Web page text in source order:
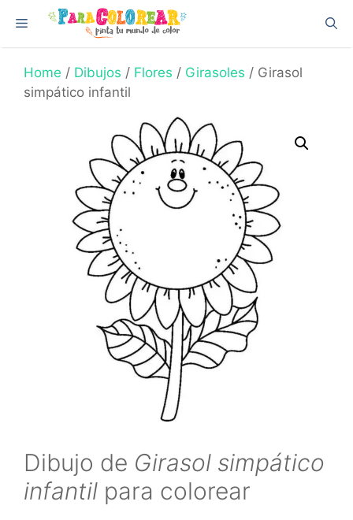
content
Menu
Home / Dibujos / Flores / Girasoles / Girasol
simpático infantil
Dibujo de Girasol simpático
infantil para colorear